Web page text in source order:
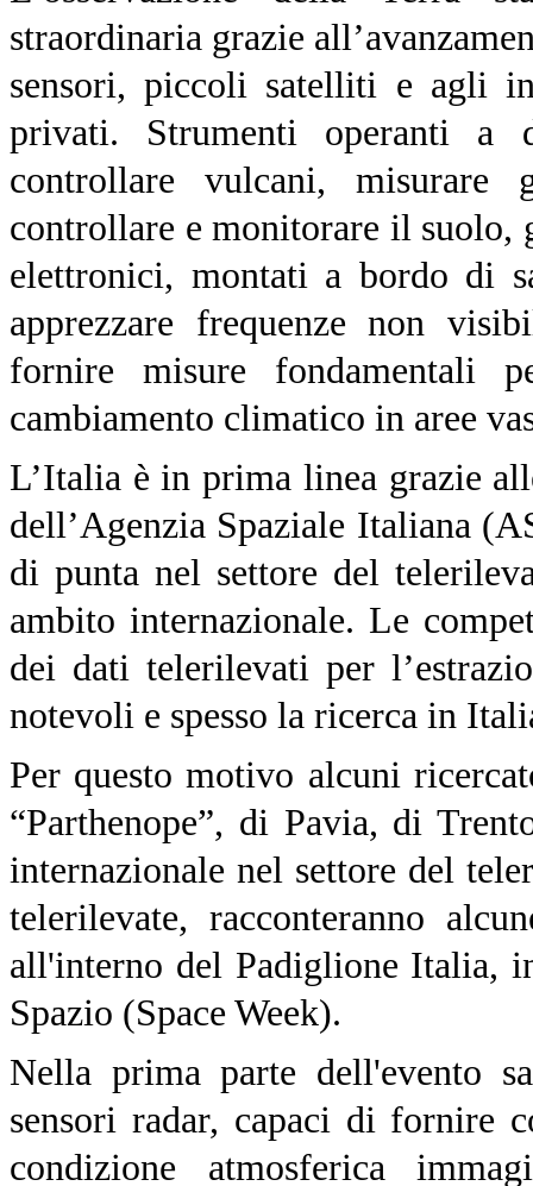
straordinaria grazie
sensori, piccoli satelliti e agli
privati. Strumenti operanti a
controllare vulcani,
controllare e monitorare il
elettronici, montati a bordo di
apprezzare frequenze non
fornire misure fondamentali
cambiamento climatico in aree
L’Italia è in prima linea grazie
dell’Agenzia Spaziale Italiana
di punta nel settore del
ambito internazionale. Le
dei dati telerilevati per
notevoli e spesso la ricerca in
Per questo motivo alcuni
“Parthenope”, di Pavia, di
internazionale nel settore del
telerilevate, racconteranno
all'interno del Padiglione Italia,
Spazio (Space Week).
Nella prima parte dell'evento
sensori radar, capaci di fornire
condizione atmosferica